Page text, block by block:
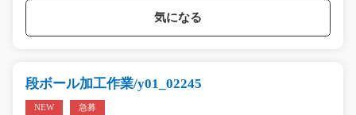
気になる
段ボール加工作業/y01_02245
NEW 急募